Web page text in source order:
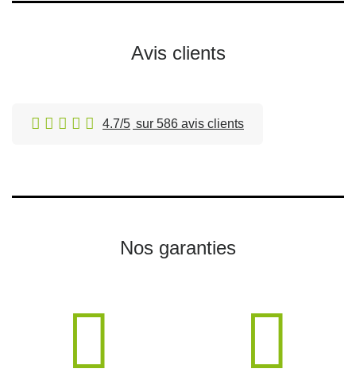
Avis clients
4.7/5 sur 586 avis clients
Nos garanties